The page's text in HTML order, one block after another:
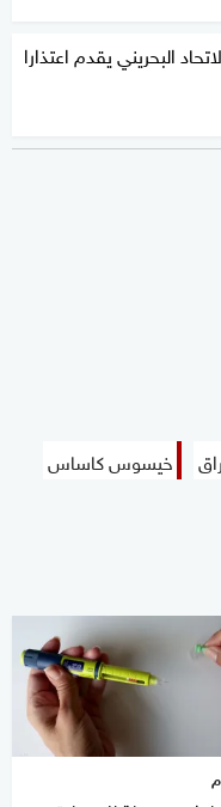
البحريني يقدم اعتذارا
خيسوس كاساس